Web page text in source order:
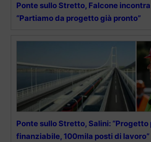
Ponte sullo Stretto, Falcone
“Partiamo da progetto già pronto”
Ponte sullo Stretto, Salini: “Progetto
finanziabile, 100mila posti di lavoro”